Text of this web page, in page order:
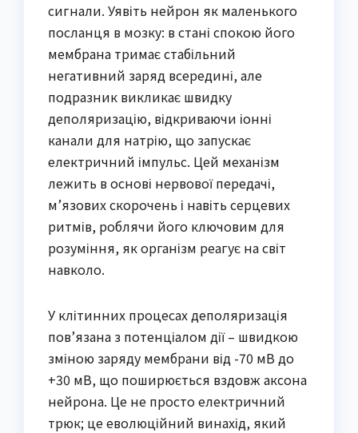
сигнали. Уявіть нейрон як маленького
посланця в мозку: в стані спокою його
мембрана тримає стабільний
негативний заряд всередині, але
подразник викликає швидку
деполяризацію, відкриваючи іонні
канали для натрію, що запускає
електричний імпульс. Цей механізм
лежить в основі нервової передачі,
м’язових скорочень і навіть серцевих
ритмів, роблячи його ключовим для
розуміння, як організм реагує на світ
навколо.
У клітинних процесах деполяризація
пов’язана з потенціалом дії – швидкою
зміною заряду мембрани від -70 мВ до
+30 мВ, що поширюється вздовж аксона
нейрона. Це не просто електричний
трюк; це еволюційний винахід, який